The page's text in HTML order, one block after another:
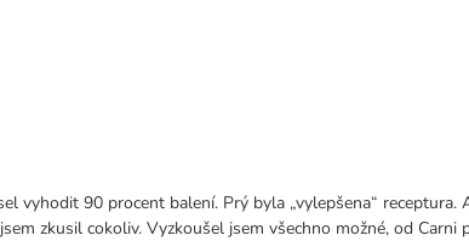
vyhodit 90 procent balení. Prý byla „vylepšena“
zkusil cokoliv. Vyzkoušel jsem všechno možné, od Carni